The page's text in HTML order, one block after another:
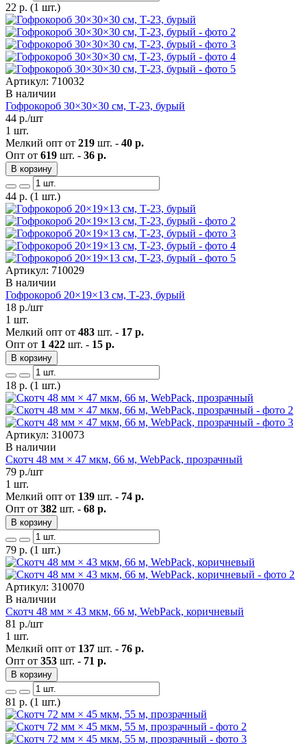
22 р. (1 шт.)
Артикул: 710032
В наличии
Гофрокороб 30×30×30 см, Т-23, бурый
44 р./шт
1 шт.
Мелкий опт от 219 шт. - 40 р.
Опт от 619 шт. - 36 р.
В корзину
44 р. (1 шт.)
Артикул: 710029
В наличии
Гофрокороб 20×19×13 см, Т-23, бурый
18 р./шт
1 шт.
Мелкий опт от 483 шт. - 17 р.
Опт от 1 422 шт. - 15 р.
В корзину
18 р. (1 шт.)
Артикул: 310073
В наличии
Скотч 48 мм × 47 мкм, 66 м, WebPack, прозрачный
79 р./шт
1 шт.
Мелкий опт от 139 шт. - 74 р.
Опт от 382 шт. - 68 р.
В корзину
79 р. (1 шт.)
Артикул: 310070
В наличии
Скотч 48 мм × 43 мкм, 66 м, WebPack, коричневый
81 р./шт
1 шт.
Мелкий опт от 137 шт. - 76 р.
Опт от 353 шт. - 71 р.
В корзину
81 р. (1 шт.)